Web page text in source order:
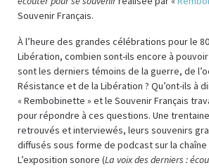
Souvenir Français.
À l’heure des grandes célébrations pour le 80
Libération, combien sont-ils encore à
sont les derniers témoins de la guerre, de
Résistance et de la Libération ? Qu’ont-ils à
« Rembobinette » et le Souvenir Français
pour répondre à ces questions. Une
retrouvés et interviewés, leurs souvenirs
diffusés sous forme de podcast sur la chaîne
L’exposition sonore (La voix des derniers :